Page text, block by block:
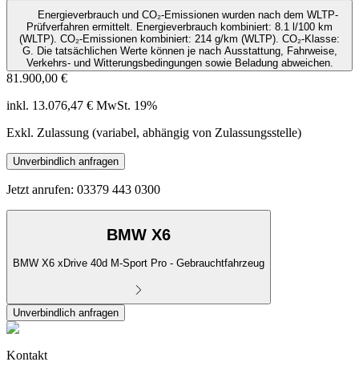
Energieverbrauch und CO₂-Emissionen wurden nach dem WLTP-
Prüfverfahren ermittelt. Energieverbrauch kombiniert: 8.1 l/100 km
(WLTP). CO₂-Emissionen kombiniert: 214 g/km (WLTP). CO₂-Klasse:
G. Die tatsächlichen Werte können je nach Ausstattung, Fahrweise,
Verkehrs- und Witterungsbedingungen sowie Beladung abweichen.
81.900,00 €
inkl. 13.076,47 € MwSt. 19%
Exkl. Zulassung (variabel, abhängig von Zulassungsstelle)
Unverbindlich anfragen
Jetzt anrufen: 03379 443 0300
BMW X6
BMW X6 xDrive 40d M-Sport Pro - Gebrauchtfahrzeug
Unverbindlich anfragen
Kontakt